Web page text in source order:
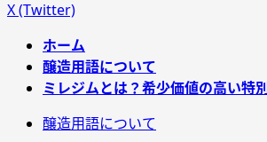
X (Twitter)
ホーム
醸造用語について
ミレジムとは？希少価値の高い特
醸造用語について